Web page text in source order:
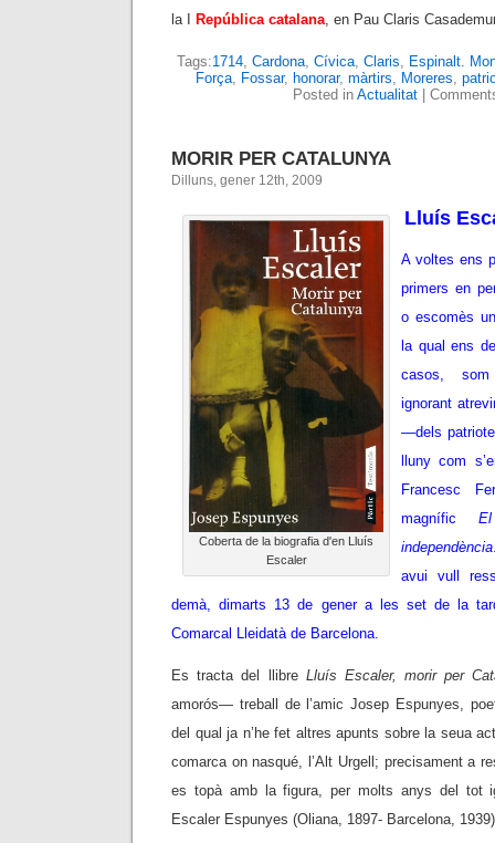
la I
República catalana, en Pau Claris
Tags:1714, Cardona, Cívica, Claris, Espinalt.
Força, Fossar, honorar, màrtirs, Moreres,
Posted in Actualitat|
MORIR PER CATALUNYA
Dilluns, gener 12th, 2009
Coberta de la biografia d'en Lluís
Escaler
Lluís
A voltes ens
primers en
o escomès
la qual ens
casos,
ignorant
—dels
lluny com
Francesc
magnífic
independència
avui vull
demà, dimarts 13 de gener a les set de la
Comarcal Lleidatà de Barcelona.
Es tracta del llibre Lluís Escaler, morir per
amorós— treball de l’amic Josep Espunyes,
del qual ja n’he fet altres apunts sobre la seua
comarca on nasqué, l’Alt Urgell; precisament a
es topà amb la figura, per molts anys del tot
Escaler Espunyes (Oliana, 1897- Barcelona,